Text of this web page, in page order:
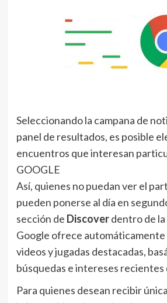
Seleccionando la campana de
panel de resultados, es posible
encuentros que interesan
GOOGLE
Así, quienes no puedan ver el
pueden ponerse al día en
sección de Discoverdentro de
Google ofrece
videos y jugadas destacadas,
búsquedas e intereses recientes
Para quienes desean recibir